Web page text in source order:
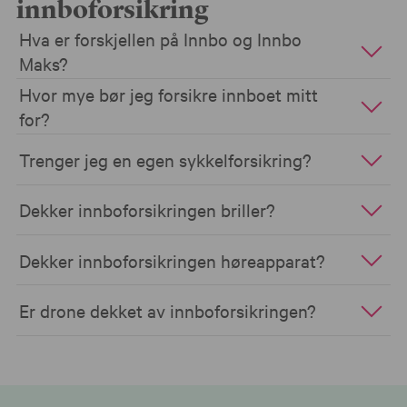
Hva er forskjellen på Innbo og Innbo
Maks?
Hvor mye bør jeg forsikre innboet mitt
for?
Trenger jeg en egen sykkelforsikring?
Dekker innboforsikringen briller?
Dekker innboforsikringen høreapparat?
Er drone dekket av innboforsikringen?